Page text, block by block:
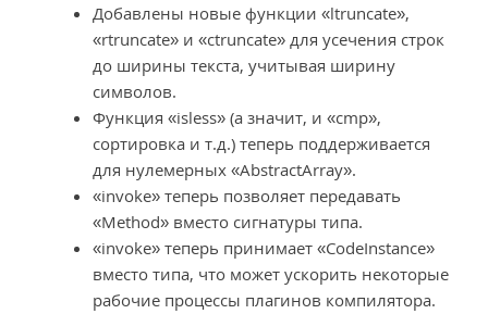
Добавлены новые функции «ltruncate»,
«rtruncate» и «ctruncate» для усечения строк
до ширины текста, учитывая ширину
символов.
Функция «isless» (а значит, и «cmp»,
сортировка и т.д.) теперь поддерживается
для нулемерных «AbstractArray».
«invoke» теперь позволяет передавать
«Method» вместо сигнатуры типа.
«invoke» теперь принимает «CodeInstance»
вместо типа, что может ускорить некоторые
рабочие процессы плагинов компилятора.